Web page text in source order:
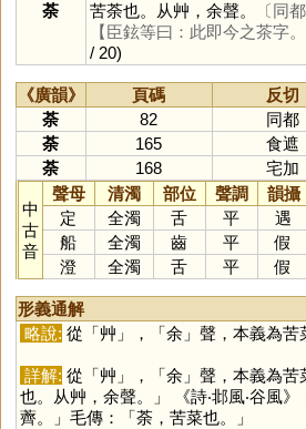
荼
苦荼也。从艸，余聲。
〔同
【臣鉉等曰：此即今之茶字。
/ 20)
《廣韻》 頁碼 反切
荼
82
同都
荼
165
食遮
荼
168 宅加
中
古
音
聲母 清濁 部位 聲調 韻攝
定
全濁 舌 平 遇
船
全濁 齒 平 假
澄
全濁 舌 平 假
形義通解
略說: 從「艸 」，「余 」聲，本義為苦
詳解: 從「艸 」，「余 」聲，本義為
也。从艸，余聲。」 《詩‧邶風‧谷風
薺。」毛傳：「荼，苦菜也。」